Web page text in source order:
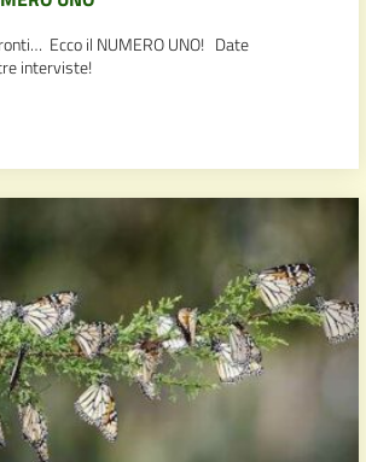
Ecco il NUMERO UNO! Date
interviste!